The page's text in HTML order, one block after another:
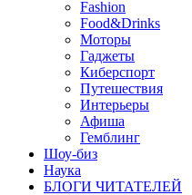
Fashion
Food&Drinks
Моторы
Гаджеты
Киберспорт
Путешествия
Интерьеры
Афиша
Гемблинг
Шоу-биз
Наука
БЛОГИ ЧИТАТЕЛЕЙ